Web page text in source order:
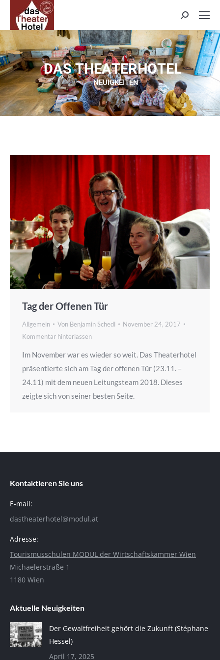
Search:
DAS THEATERHOTEL
NEUIGKEITEN
Tag der Offenen Tür
Allgemein Von Benjamin Schedl
November 24, 2017
Kommentar hinterlassen
Im November war es wieder so weit. Das Theaterhotel
präsentierte sich am Tag der offenen Tür (23.11. –
24.11) mit dem neuen Leitungsteam 2018. Dieses
zeigte sich von seiner besten Seite.
Kontaktieren Sie uns
E-mail:
dastheaterhotel@modul.at
Adresse:
Tourismusschulen MODUL der Wirtschaftskammer Wien
Michaelerstraße 1
1180 Wien
Aktuelle Neuigkeiten
Der Gewaltfreiheit gehört die Zukunft (Stéphane
Hessel)
April 17, 2025